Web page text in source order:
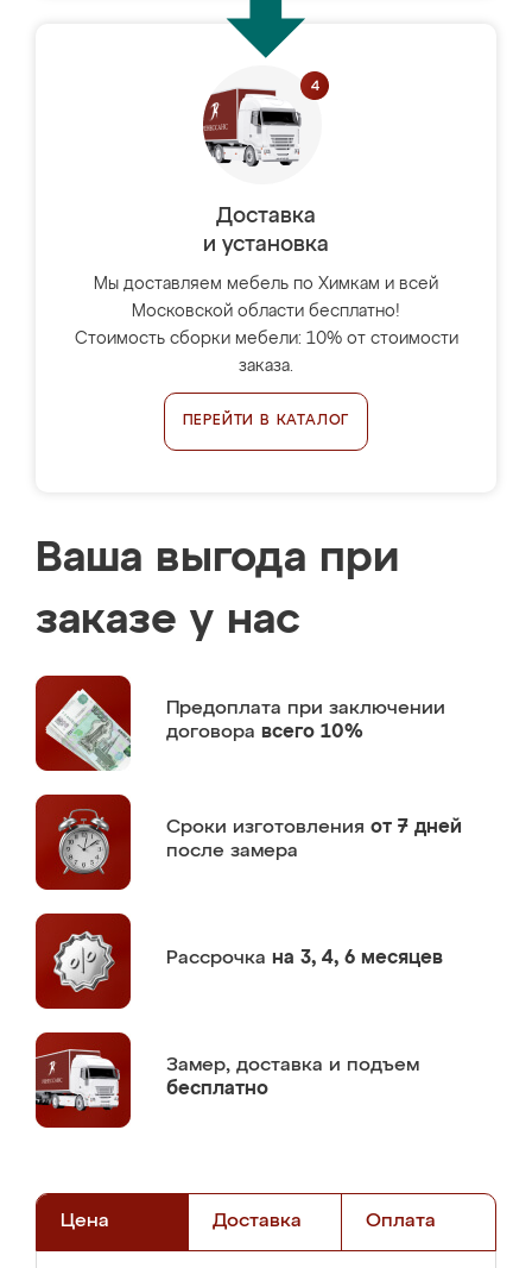
Доставка
и установка
Мы доставляем мебель по Химкам и всей
Московской области бесплатно!
Стоимость сборки мебели: 10% от стоимости
заказа.
ПЕРЕЙТИ В КАТАЛОГ
Ваша выгода при
заказе у нас
Предоплата при заключении
договора всего 10%
Сроки изготовления от 7 дней
после замера
Рассрочка на 3, 4, 6 месяцев
Замер, доставка и подъем
бесплатно
Цена Доставка Оплата